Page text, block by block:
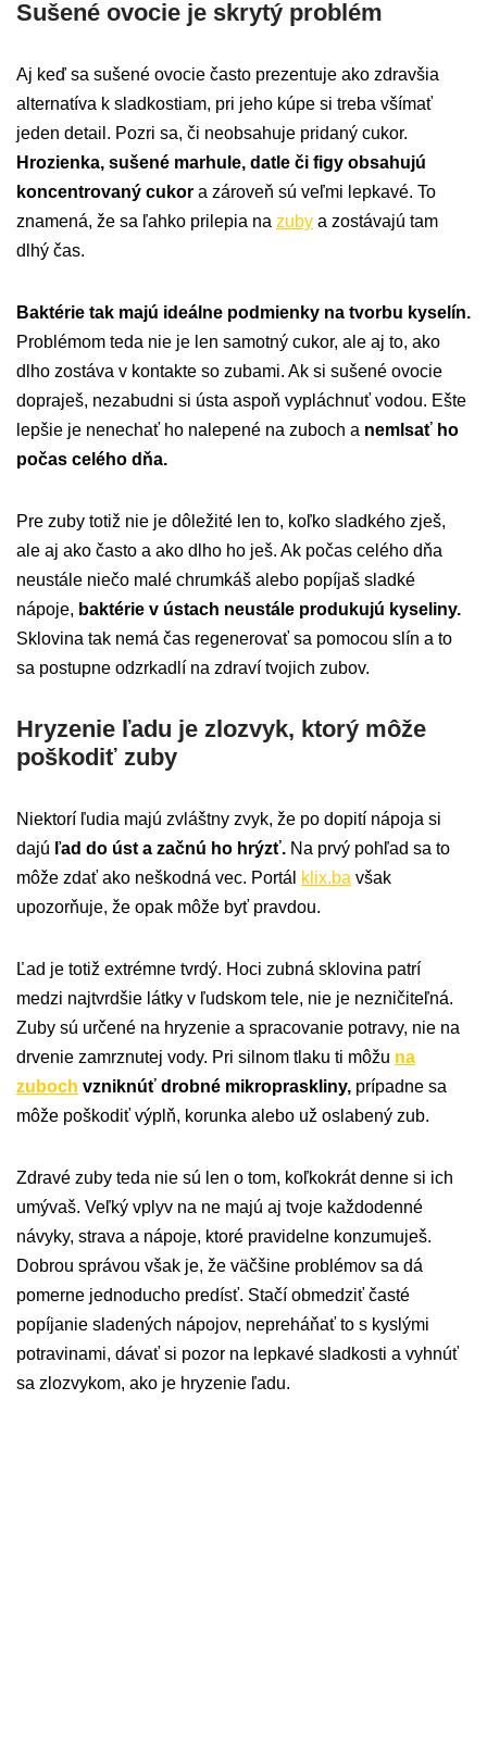
Sušené ovocie je skrytý problém
Aj keď sa sušené ovocie často prezentuje ako zdravšia
alternatíva k sladkostiam, pri jeho kúpe si treba všímať
jeden detail. Pozri sa, či neobsahuje pridaný cukor.
Hrozienka, sušené marhule, datle či figy obsahujú
koncentrovaný cukor a zároveň sú veľmi lepkavé. To
znamená, že sa ľahko prilepia na zuby a zostávajú tam
dlhý čas.
Baktérie tak majú ideálne podmienky na tvorbu kyselín.
Problémom teda nie je len samotný cukor, ale aj to, ako
dlho zostáva v kontakte so zubami. Ak si sušené ovocie
dopraješ, nezabudni si ústa aspoň vypláchnuť vodou. Ešte
lepšie je nenechať ho nalepené na zuboch a nemlsať ho
počas celého dňa.
Pre zuby totiž nie je dôležité len to, koľko sladkého zješ,
ale aj ako často a ako dlho ho ješ. Ak počas celého dňa
neustále niečo malé chrumkáš alebo popíjaš sladké
nápoje, baktérie v ústach neustále produkujú kyseliny.
Sklovina tak nemá čas regenerovať sa pomocou slín a to
sa postupne odzrkadlí na zdraví tvojich zubov.
Hryzenie ľadu je zlozvyk, ktorý môže
poškodiť zuby
Niektorí ľudia majú zvláštny zvyk, že po dopití nápoja si
dajú ľad do úst a začnú ho hrýzť. Na prvý pohľad sa to
môže zdať ako neškodná vec. Portál
klix.ba však
upozorňuje, že opak môže byť pravdou.
Ľad je totiž extrémne tvrdý. Hoci zubná sklovina patrí
medzi najtvrdšie látky v ľudskom tele, nie je nezničiteľná.
Zuby sú určené na hryzenie a spracovanie potravy, nie na
drvenie zamrznutej vody. Pri silnom tlaku ti môžu na
zuboch vzniknúť drobné mikropraskliny, prípadne sa
môže poškodiť výplň, korunka alebo už oslabený zub.
Zdravé zuby teda nie sú len o tom, koľkokrát denne si ich
umývaš. Veľký vplyv na ne majú aj tvoje každodenné
návyky, strava a nápoje, ktoré pravidelne konzumuješ.
Dobrou správou však je, že väčšine problémov sa dá
pomerne jednoducho predísť. Stačí obmedziť časté
popíjanie sladených nápojov, nepreháňať to s kyslými
potravinami, dávať si pozor na lepkavé sladkosti a vyhnúť
sa zlozvykom, ako je hryzenie ľadu.